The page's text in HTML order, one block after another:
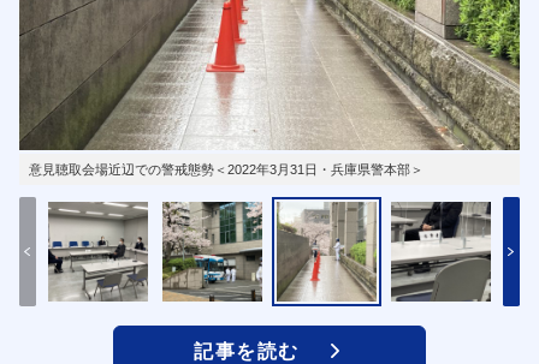
意見聴取会場近辺での警戒態勢＜2022年3月31日・兵庫県警本部＞
記事を読む